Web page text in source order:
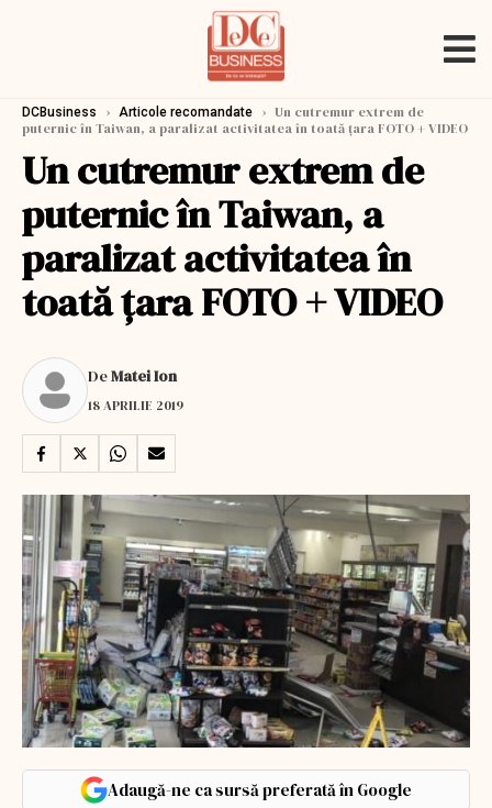
DCBusiness › Articole recomandate › Un cutremur extrem de
puternic în Taiwan, a paralizat activitatea în toată țara FOTO + VIDEO
Un cutremur extrem de
puternic în Taiwan, a
paralizat activitatea în
toată țara FOTO + VIDEO
DeMatei Ion
18 APRILIE 2019
Adaugă-ne ca sursă preferată în Google